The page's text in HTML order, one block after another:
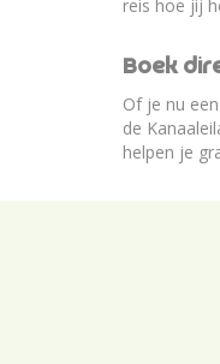
reis hoe jij
Boek
Of je nu
de
helpen je